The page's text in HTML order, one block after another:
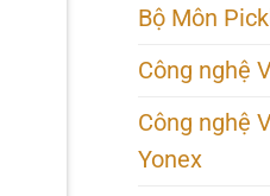
Bộ Môn
Công nghệ
Công nghệ
Yonex